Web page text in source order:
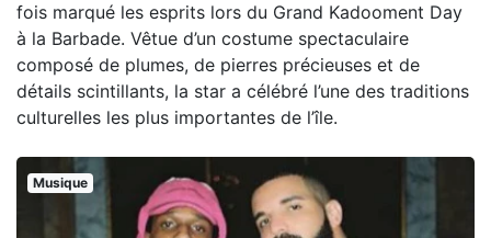
fois marqué les esprits lors du Grand Kadooment Day
à la Barbade. Vêtue d’un costume spectaculaire
composé de plumes, de pierres précieuses et de
détails scintillants, la star a célébré l’une des traditions
culturelles les plus importantes de l’île.
Musique